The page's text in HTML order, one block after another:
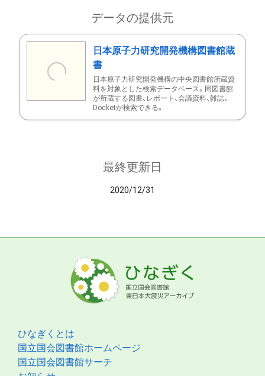
データの提供元
日本原子力研究開発機構図書館蔵
書
日本原子力研究開発機構の中央図書館所蔵資
料を対象とした検索データベース。同図書館
が所蔵する図書、レポート、会議資料、雑誌、
Docketが検索できる。
最終更新日
2020/12/31
ひなぎくとは
国立国会図書館ホームページ
国立国会図書館サーチ